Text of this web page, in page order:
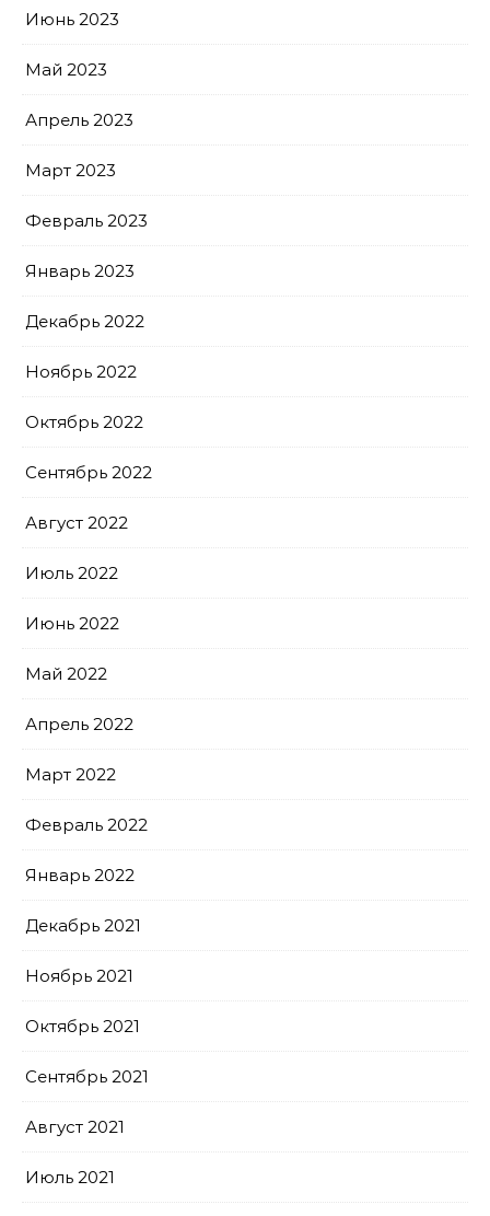
Июнь 2023
Май 2023
Апрель 2023
Март 2023
Февраль 2023
Январь 2023
Декабрь 2022
Ноябрь 2022
Октябрь 2022
Сентябрь 2022
Август 2022
Июль 2022
Июнь 2022
Май 2022
Апрель 2022
Март 2022
Февраль 2022
Январь 2022
Декабрь 2021
Ноябрь 2021
Октябрь 2021
Сентябрь 2021
Август 2021
Июль 2021